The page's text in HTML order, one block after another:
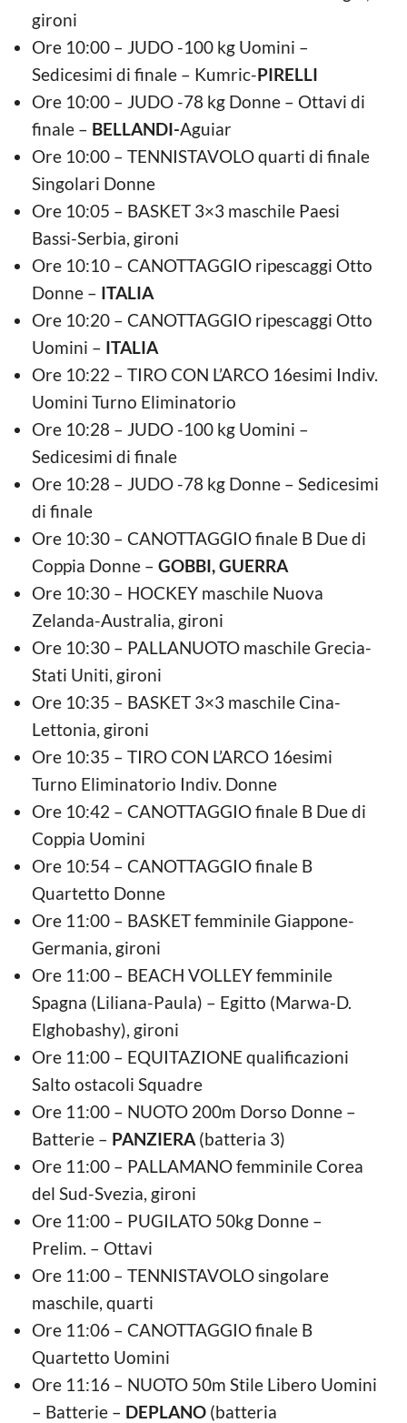
gironi
Ore 10:00 – JUDO -100 kg Uomini –
Sedicesimi di finale – Kumric-PIRELLI
Ore 10:00 – JUDO -78 kg Donne – Ottavi di
finale – BELLANDI-Aguiar
Ore 10:00 – TENNISTAVOLO quarti di finale
Singolari Donne
Ore 10:05 – BASKET 3×3 maschile Paesi
Bassi-Serbia, gironi
Ore 10:10 – CANOTTAGGIO ripescaggi Otto
Donne – ITALIA
Ore 10:20 – CANOTTAGGIO ripescaggi Otto
Uomini – ITALIA
Ore 10:22 – TIRO CON L’ARCO 16esimi Indiv.
Uomini Turno Eliminatorio
Ore 10:28 – JUDO -100 kg Uomini –
Sedicesimi di finale
Ore 10:28 – JUDO -78 kg Donne – Sedicesimi
di finale
Ore 10:30 – CANOTTAGGIO finale B Due di
Coppia Donne – GOBBI, GUERRA
Ore 10:30 – HOCKEY maschile Nuova
Zelanda-Australia, gironi
Ore 10:30 – PALLANUOTO maschile Grecia-
Stati Uniti, gironi
Ore 10:35 – BASKET 3×3 maschile Cina-
Lettonia, gironi
Ore 10:35 – TIRO CON L’ARCO 16esimi
Turno Eliminatorio Indiv. Donne
Ore 10:42 – CANOTTAGGIO finale B Due di
Coppia Uomini
Ore 10:54 – CANOTTAGGIO finale B
Quartetto Donne
Ore 11:00 – BASKET femminile Giappone-
Germania, gironi
Ore 11:00 – BEACH VOLLEY femminile
Spagna (Liliana-Paula) – Egitto (Marwa-D.
Elghobashy), gironi
Ore 11:00 – EQUITAZIONE qualificazioni
Salto ostacoli Squadre
Ore 11:00 – NUOTO 200m Dorso Donne –
Batterie – PANZIERA (batteria 3)
Ore 11:00 – PALLAMANO femminile Corea
del Sud-Svezia, gironi
Ore 11:00 – PUGILATO 50kg Donne –
Prelim. – Ottavi
Ore 11:00 – TENNISTAVOLO singolare
maschile, quarti
Ore 11:06 – CANOTTAGGIO finale B
Quartetto Uomini
Ore 11:16 – NUOTO 50m Stile Libero Uomini
– Batterie – DEPLANO (batteria